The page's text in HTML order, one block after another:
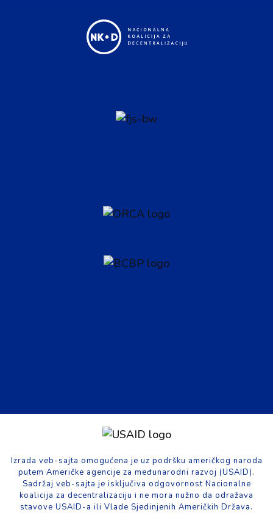
Izrada veb-sajta omogućena je uz podršku američkog naroda
putem Američke agencije za međunarodni razvoj (USAID).
Sadržaj veb-sajta je isključiva odgovornost Nacionalne
koalicija za decentralizaciju i ne mora nužno da odražava
stavove USAID-a ili Vlade Sjedinjenih Američkih Država.